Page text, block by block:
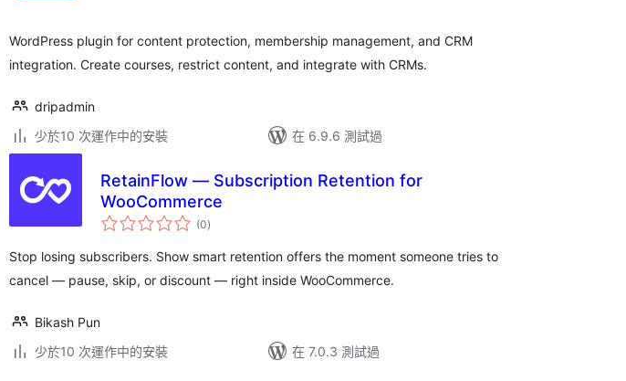
WordPress plugin for content protection, membership management, and CRM
integration. Create courses, restrict content, and integrate with CRMs.
dripadmin
少於10 次運作中的安裝
在 6.9.6 測試過
RetainFlow — Subscription Retention for
WooCommerce
(0總
評)
Stop losing subscribers. Show smart retention offers the moment someone tries to
cancel — pause, skip, or discount — right inside WooCommerce.
Bikash Pun
少於10 次運作中的安裝
在 7.0.3 測試過